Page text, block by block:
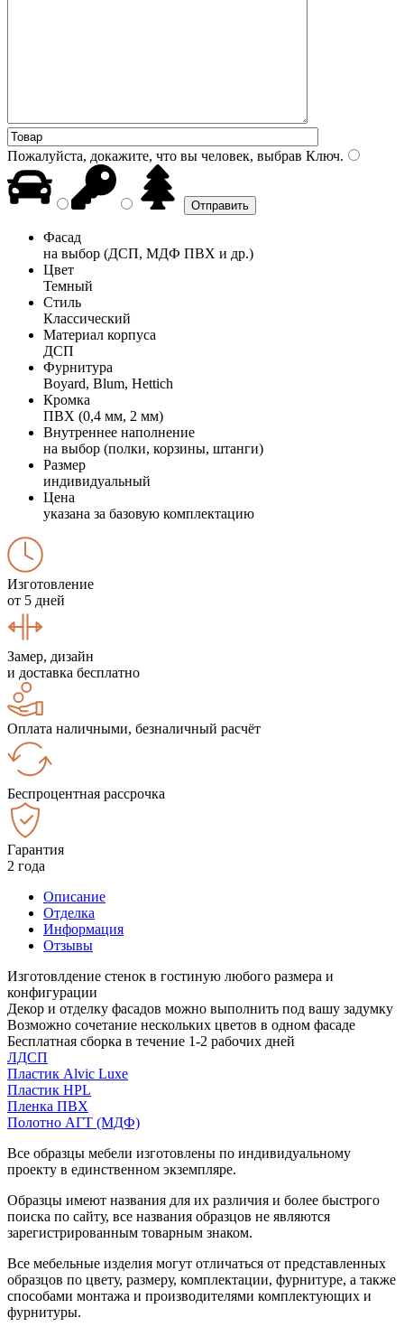
Пожалуйста, докажите, что вы человек, выбрав Ключ.
Фасад
на выбор (ДСП, МДФ ПВХ и др.)
Цвет
Темный
Стиль
Классический
Материал корпуса
ДСП
Фурнитура
Boyard, Blum, Hettich
Кромка
ПВХ (0,4 мм, 2 мм)
Внутреннее наполнение
на выбор (полки, корзины, штанги)
Размер
индивидуальный
Цена
указана за базовую комплектацию
Изготовление
от 5 дней
Замер, дизайн
и доставка бесплатно
Оплата наличными, безналичный расчёт
Беспроцентная рассрочка
Гарантия
2 года
Описание
Отделка
Информация
Отзывы
Изготовлдение стенок в гостиную любого размера и
конфигурации
Декор и отделку фасадов можно выполнить под вашу задумку
Возможно сочетание нескольких цветов в одном фасаде
Бесплатная сборка в течение 1-2 рабочих дней
ЛДСП
Пластик Alvic Luxe
Пластик HPL
Пленка ПВХ
Полотно АГТ (МДФ)
Все образцы мебели изготовлены по индивидуальному
проекту в единственном экземпляре.
Образцы имеют названия для их различия и более быстрого
поиска по сайту, все названия образцов не являются
зарегистрированным товарным знаком.
Все мебельные изделия могут отличаться от представленных
образцов по цвету, размеру, комплектации, фурнитуре, а также
способами монтажа и производителями комплектующих и
фурнитуры.